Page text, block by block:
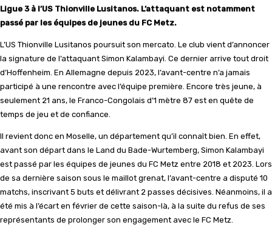
Ligue 3 à l’US Thionville Lusitanos. L’attaquant est notamment
passé par les équipes de jeunes du FC Metz.
L’US Thionville Lusitanos poursuit son mercato. Le club vient d’annoncer
la signature de l’attaquant Simon Kalambayi. Ce dernier arrive tout droit
d’Hoffenheim. En Allemagne depuis 2023, l’avant-centre n’a jamais
participé à une rencontre avec l’équipe première. Encore très jeune, à
seulement 21 ans, le Franco-Congolais d’1 mètre 87 est en quête de
temps de jeu et de confiance.
Il revient donc en Moselle, un département qu’il connaît bien. En effet,
avant son départ dans le Land du Bade-Wurtemberg, Simon Kalambayi
est passé par les équipes de jeunes du FC Metz entre 2018 et 2023. Lors
de sa dernière saison sous le maillot grenat, l’avant-centre a disputé 10
matchs, inscrivant 5 buts et délivrant 2 passes décisives. Néanmoins, il a
été mis à l’écart en février de cette saison-là, à la suite du refus de ses
représentants de prolonger son engagement avec le FC Metz.